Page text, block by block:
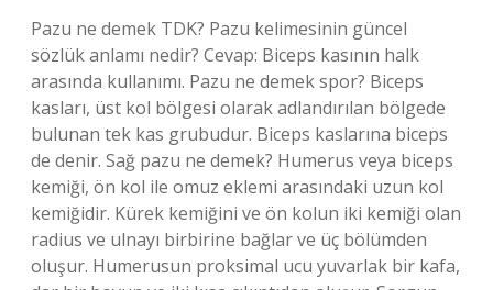
Pazu ne demek TDK? Pazu kelimesinin güncel
sözlük anlamı nedir? Cevap: Biceps kasının halk
arasında kullanımı. Pazu ne demek spor? Biceps
kasları, üst kol bölgesi olarak adlandırılan bölgede
bulunan tek kas grubudur. Biceps kaslarına biceps
de denir. Sağ pazu ne demek? Humerus veya biceps
kemiği, ön kol ile omuz eklemi arasındaki uzun kol
kemiğidir. Kürek kemiğini ve ön kolun iki kemiği olan
radius ve ulnayı birbirine bağlar ve üç bölümden
oluşur. Humerusun proksimal ucu yuvarlak bir kafa,